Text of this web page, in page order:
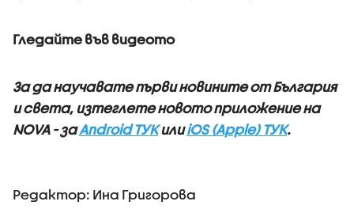
Гледайте във видеото
За да научавате първи новините от България
и света, изтеглете новото приложение на
NOVA - заAndroid ТУКилиiOS (Apple) ТУК.
Редактор: Ина Григорова